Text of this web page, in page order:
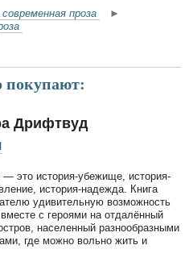
проза
►
покупают:
Дрифтвуд
это история-убежище, история-
история-надежда. Книга
удивительную возможность
с героями на отдалённый
населенный разнообразными
где можно вольно жить и